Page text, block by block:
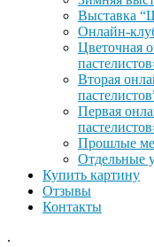
Выставка
Онлайн-
Цветочная
Вторая
Первая
Прошлые
Отдельные
Купить картину
Отзывы
Контакты
.